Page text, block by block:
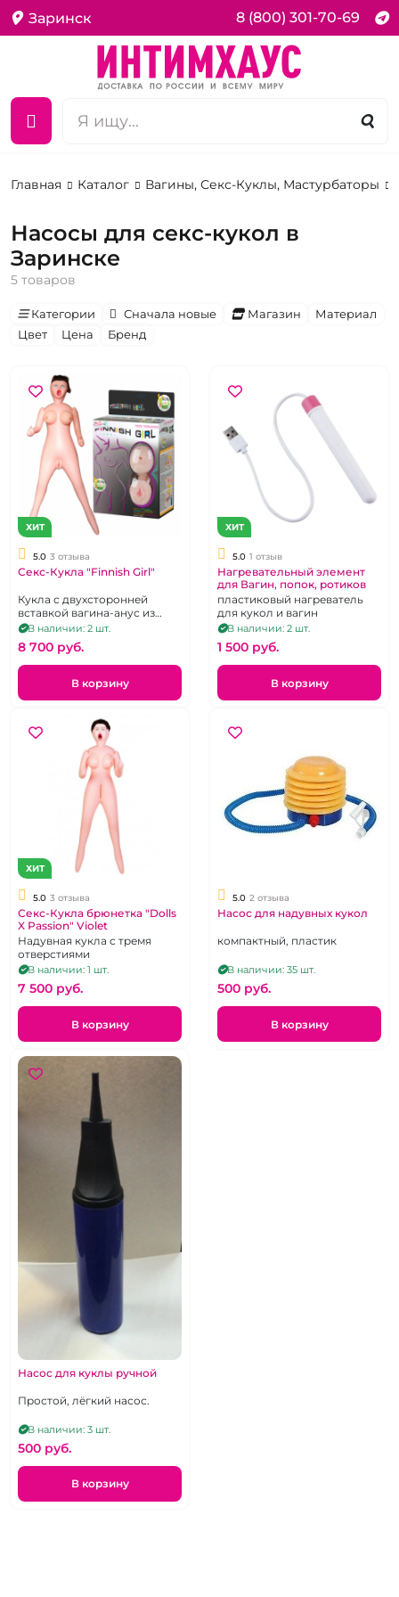
Заринск 8 (800) 301-70-69
Главная Каталог Вагины, Секс-Куклы, Мастурбаторы
Насосы для секс-кукол в
Заринске
5 товаров
Категории Сначала новые Магазин
Материал
Цвет
Цена Бренд
ХИТ
5.0 3 отзыва
Секс-Кукла "Finnish Girl"
Кукла с двухсторонней
вставкой вагина-анус из
кибер кожи.
В наличии: 2 шт.
8 700 pуб.
В корзину
ХИТ
5.0 1 отзыв
Нагревательный элемент
для Вагин, попок, ротиков
пластиковый нагреватель
для кукол и вагин
В наличии: 2 шт.
1 500 pуб.
В корзину
ХИТ
5.0 3 отзыва
Секс-Кукла брюнетка "Dolls
X Passion" Violet
Надувная кукла с тремя
отверстиями
В наличии: 1 шт.
7 500 pуб.
В корзину
5.0 2 отзыва
Насос для надувных кукол
компактный, пластик
В наличии: 35 шт.
500 pуб.
В корзину
Насос для куклы ручной
Простой, лёгкий насос.
В наличии: 3 шт.
500 pуб.
В корзину